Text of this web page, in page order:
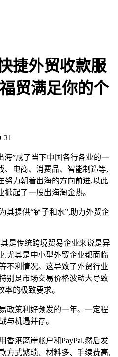
捷外贸收款服
贸满足你的个
31
海”成了当下中国各行各业的一
、电商、消费品、智能制造等,
努力朝着出海的方向前进,以此
起了一股出海淘金热。
其提供“铲子和水”,助力外贸企
是传统跨境贸易企业来说是异
,尤其是中小型外贸企业都面临
不利情况。这导致了外贸行业
别是市场交易价格波动大导致
的极致要求。
政策利好频发的一年。一定程
与机遇并存。
香港离岸账户和PayPal,然后发
方式繁琐、材料多、手续费高,